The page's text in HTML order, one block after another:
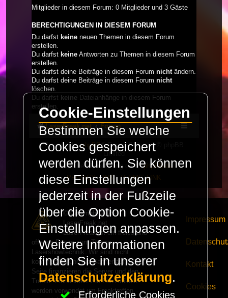
Mitglieder in diesem Forum: 0 Mitglieder und 3 Gäste
BERECHTIGUNGEN IN DIESEM FORUM
Du darfst keine neuen Themen in diesem Forum
erstellen.
Du darfst keine Antworten zu Themen in diesem Forum
erstellen.
Du darfst deine Beiträge in diesem Forum nicht ändern.
Du darfst deine Beiträge in diesem Forum nicht
löschen.
Du darfst keine Dateianhänge in diesem Forum
erstellen.
LaserFreak.net Forum
Powered byphpBB® Forum Software © phpBB
Limited
Deutsche Übersetzung durchphpBB.de
PRIVACY_LINK | TERMS_LINK
© Copyright 2025 -
LaserFreak.net
LaserFreak ist ein freies und
offenes Forum zum Thema
Lasershowtechnik. Wir sind nicht
kommerziell und die Banner auf dieser
Seite finanzieren die Server und den
Traffic. Einnahmen von Fan Artikeln
werden verwendet um Freaktreffen
Impressum
Kontakt
Cookies
Cookie-Einstellungen
Bestimmen Sie welche
Cookies gespeichert
werden dürfen. Sie können
diese Einstellungen
jederzeit in der Fußzeile
über die Option Cookie-
Einstellungen anpassen.
Weitere Informationen
finden Sie in unserer
Datenschutzerklärung.
Erforderliche Cookies